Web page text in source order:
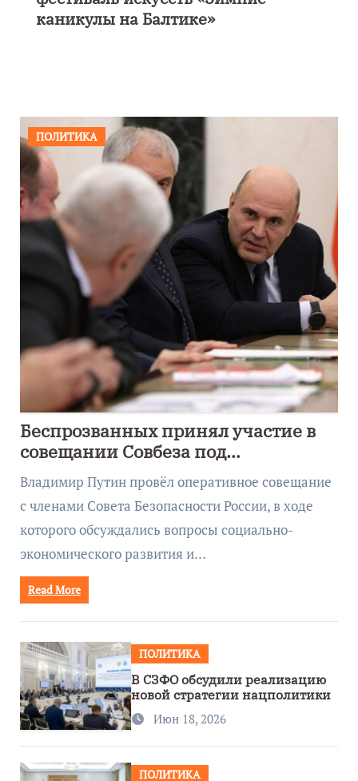
каникулы на Балтике»
ПОЛИТИКА
Беспрозванных принял участие в
совещании Совбеза под
руководством Путина
Владимир Путин провёл оперативное совещание
с членами Совета Безопасности России, в ходе
которого обсуждались вопросы социально-
экономического развития и…
Read More
ПОЛИТИКА
В СЗФО обсудили реализацию
новой стратегии нацполитики
Июн 18, 2026
ПОЛИТИКА